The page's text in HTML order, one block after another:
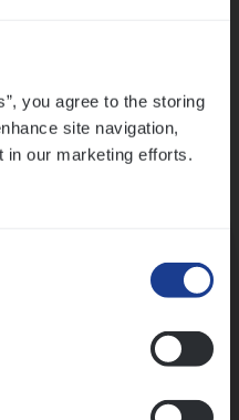
you agree to the storing
site navigation,
in our marketing efforts.